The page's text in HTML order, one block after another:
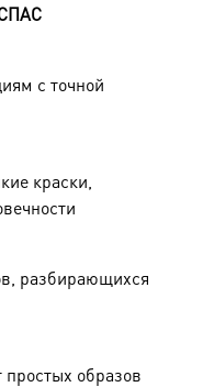
с точной
краски,
разбирающихся
образов